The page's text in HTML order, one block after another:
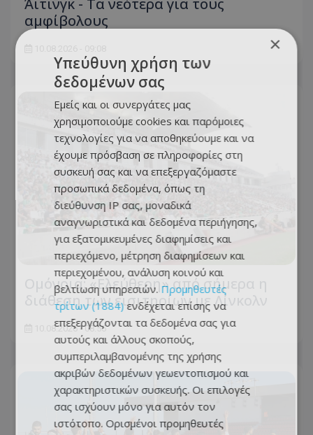
αμφίβολους
Ομόνοια: «Ελεύθερη» από σήμερα η
διάθεση των εισιτηρίων με Λίνκολν
10.08.2026 - 08:56
×
Υπεύθυνη χρήση των
δεδομένων σας
Εμείς και οι συνεργάτες μας
χρησιμοποιούμε cookies και παρόμοιες
τεχνολογίες για να αποθηκεύουμε και να
έχουμε πρόσβαση σε πληροφορίες στη
συσκευή σας και να επεξεργαζόμαστε
προσωπικά δεδομένα, όπως τη
διεύθυνση IP σας, μοναδικά
αναγνωριστικά και δεδομένα περιήγησης,
για εξατομικευμένες διαφημίσεις και
περιεχόμενο, μέτρηση διαφημίσεων και
περιεχομένου, ανάλυση κοινού και
βελτίωση υπηρεσιών. Προμηθευτές
τρίτων (1884) ενδέχεται επίσης να
επεξεργάζονται τα δεδομένα σας για
αυτούς και άλλους σκοπούς,
συμπεριλαμβανομένης της χρήσης
ακριβών δεδομένων γεωεντοπισμού και
χαρακτηριστικών συσκευής. Οι επιλογές
σας ισχύουν μόνο για αυτόν τον
ιστότοπο. Ορισμένοι προμηθευτές